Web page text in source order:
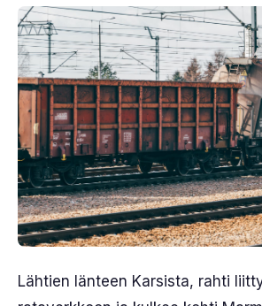
Lähtien länteen Karsista, rahti